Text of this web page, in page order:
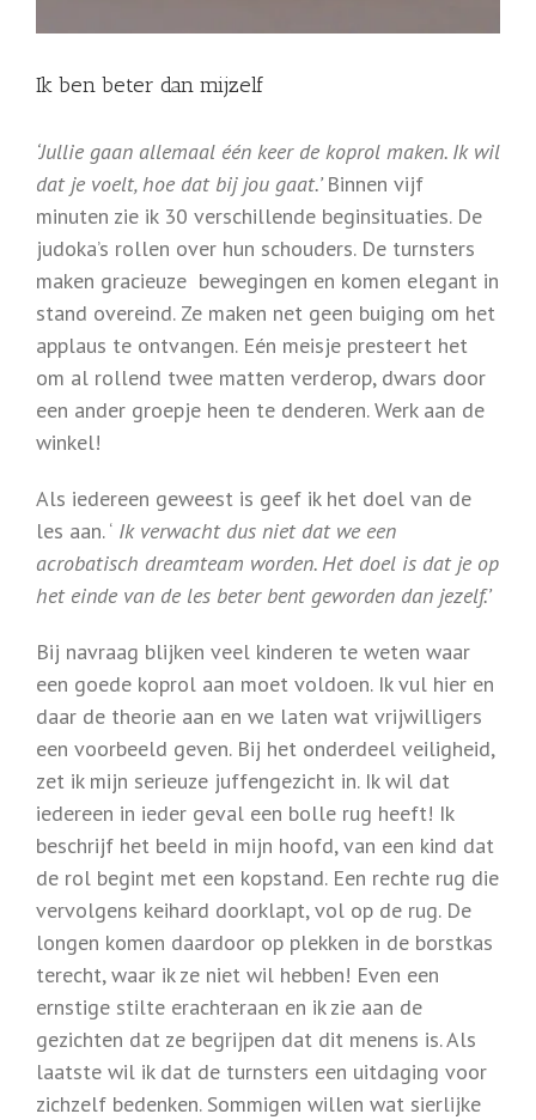
Ik ben beter dan mijzelf
‘Jullie gaan allemaal één keer de koprol maken. Ik wil
dat je voelt, hoe dat bij jou gaat.’ Binnen vijf
minuten zie ik 30 verschillende beginsituaties. De
judoka’s rollen over hun schouders. De turnsters
maken gracieuze bewegingen en komen elegant in
stand overeind. Ze maken net geen buiging om het
applaus te ontvangen. Eén meisje presteert het
om al rollend twee matten verderop, dwars door
een ander groepje heen te denderen. Werk aan de
winkel!
Als iedereen geweest is geef ik het doel van de
les aan. ‘ Ik verwacht dus niet dat we een
acrobatisch dreamteam worden. Het doel is dat je op
het einde van de les beter bent geworden dan jezelf.’
Bij navraag blijken veel kinderen te weten waar
een goede koprol aan moet voldoen. Ik vul hier en
daar de theorie aan en we laten wat vrijwilligers
een voorbeeld geven. Bij het onderdeel veiligheid,
zet ik mijn serieuze juffengezicht in. Ik wil dat
iedereen in ieder geval een bolle rug heeft! Ik
beschrijf het beeld in mijn hoofd, van een kind dat
de rol begint met een kopstand. Een rechte rug die
vervolgens keihard doorklapt, vol op de rug. De
longen komen daardoor op plekken in de borstkas
terecht, waar ik ze niet wil hebben! Even een
ernstige stilte erachteraan en ik zie aan de
gezichten dat ze begrijpen dat dit menens is. Als
laatste wil ik dat de turnsters een uitdaging voor
zichzelf bedenken. Sommigen willen wat sierlijke